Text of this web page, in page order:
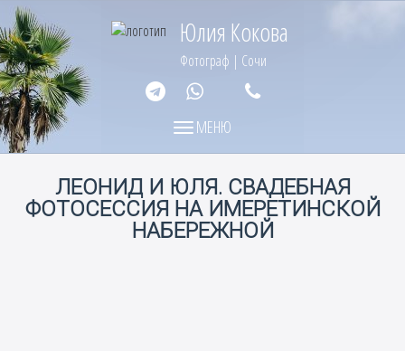
Юлия Кокова
Фотограф | Сочи
МЕНЮМЕНЮ
ЛЕОНИД И ЮЛЯ. СВАДЕБНАЯ
ФОТОСЕССИЯ НА ИМЕРЕТИНСКОЙ
НАБЕРЕЖНОЙ